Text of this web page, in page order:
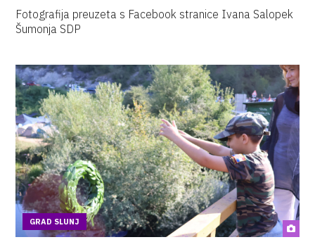
Fotografija preuzeta s Facebook stranice Ivana Salopek
Šumonja SDP
GRAD SLUNJ